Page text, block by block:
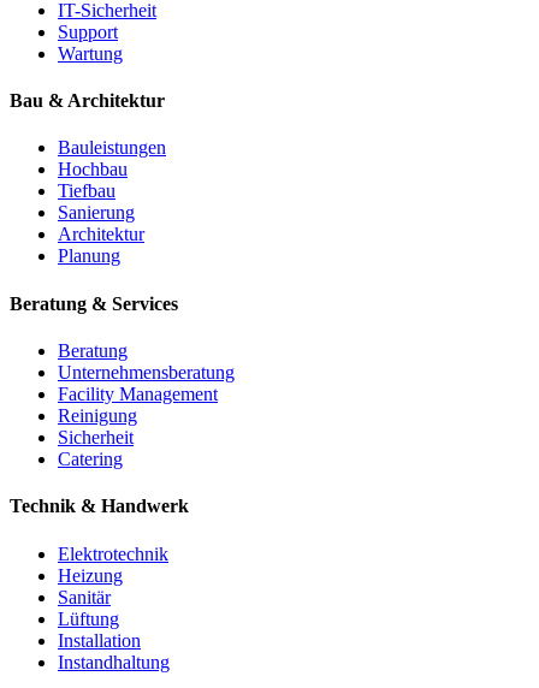
IT-Sicherheit
Support
Wartung
Bau & Architektur
Bauleistungen
Hochbau
Tiefbau
Sanierung
Architektur
Planung
Beratung & Services
Beratung
Unternehmensberatung
Facility Management
Reinigung
Sicherheit
Catering
Technik & Handwerk
Elektrotechnik
Heizung
Sanitär
Lüftung
Installation
Instandhaltung